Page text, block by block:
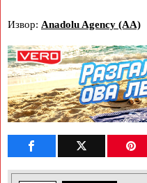
Извор: Anadolu Agency (AA)